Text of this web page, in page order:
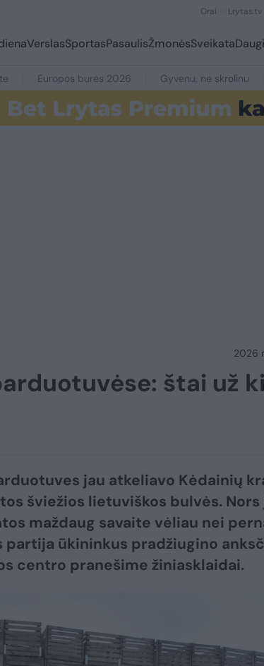
Orai Lrytas.tv
VerslasSportasPasaulisŽmonėsSveikata
Europos burės 2026 Gyvenu, ne skrolinu
2026
štai už
jau atkeliavo Kėdainių
šviežios lietuviškos bulvės. Nors
maždaug savaite vėliau nei
partija ūkininkus pradžiugino
centro pranešime žiniasklaidai.